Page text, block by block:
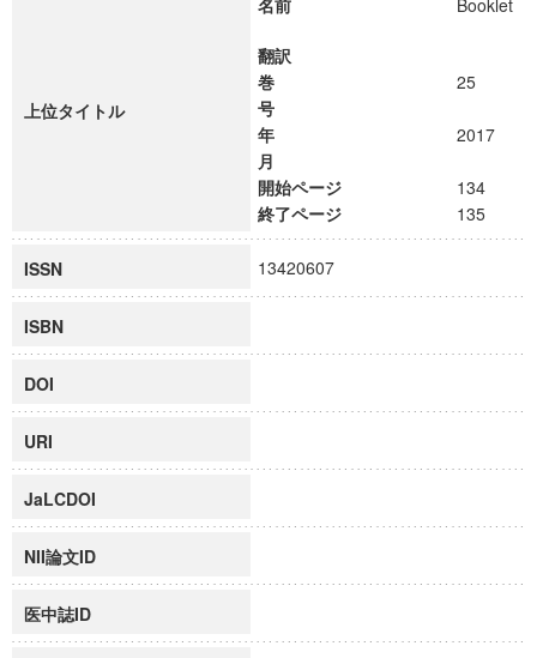
上位タイトル
名前 Booklet
翻訳
巻
25
号
年
2017
月
開始ページ
134
終了ページ
135
ISSN 13420607
ISBN
DOI
URI
JaLCDOI
NII論文ID
医中誌ID